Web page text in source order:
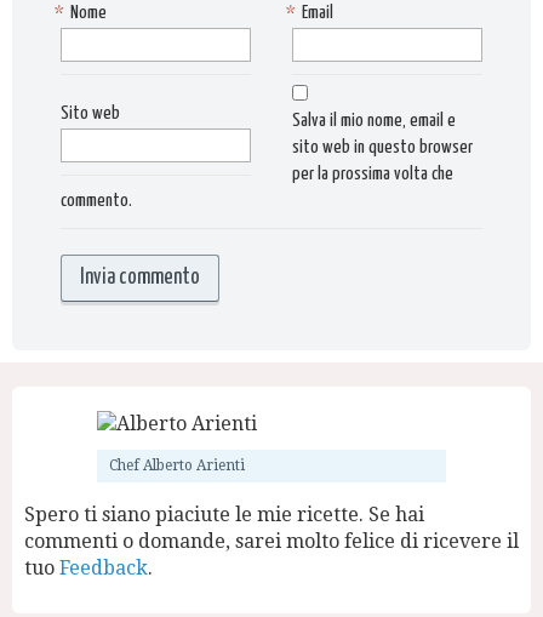
Nome
* Email
*
Sito web
Salva il mio nome, email e
sito web in questo browser
per la prossima volta che
commento.
Chef Alberto Arienti
Spero ti siano piaciute le mie ricette. Se hai
commenti o domande, sarei molto felice di ricevere il
tuo Feedback.